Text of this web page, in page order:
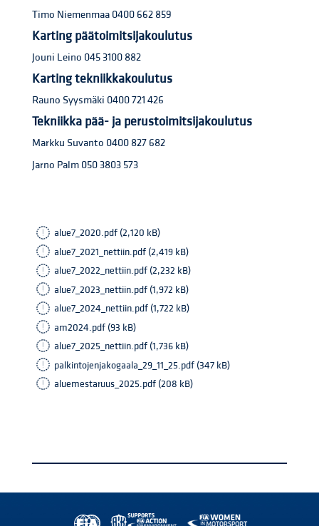
Timo Niemenmaa 0400 662 859
Karting päätoimitsijakoulutus
Jouni Leino 045 3100 882
Karting tekniikkakoulutus
Rauno Syysmäki 0400 721 426
Tekniikka pää- ja perustoimitsijakoulutus
Markku Suvanto 0400 827 682
Jarno Palm 050 3803 573
alue7_2020.pdf (2,120 kB)
alue7_2021_nettiin.pdf (2,419 kB)
alue7_2022_nettiin.pdf (2,232 kB)
alue7_2023_nettiin.pdf (1,972 kB)
alue7_2024_nettiin.pdf (1,722 kB)
am2024.pdf (93 kB)
alue7_2025_nettiin.pdf (1,736 kB)
palkintojenjakogaala_29_11_25.pdf (347 kB)
aluemestaruus_2025.pdf (208 kB)